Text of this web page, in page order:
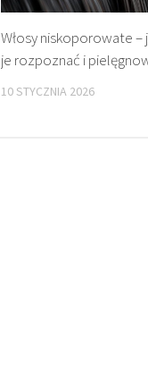
Włosy niskoporowate –
je rozpoznać i
10 STYCZNIA 2026